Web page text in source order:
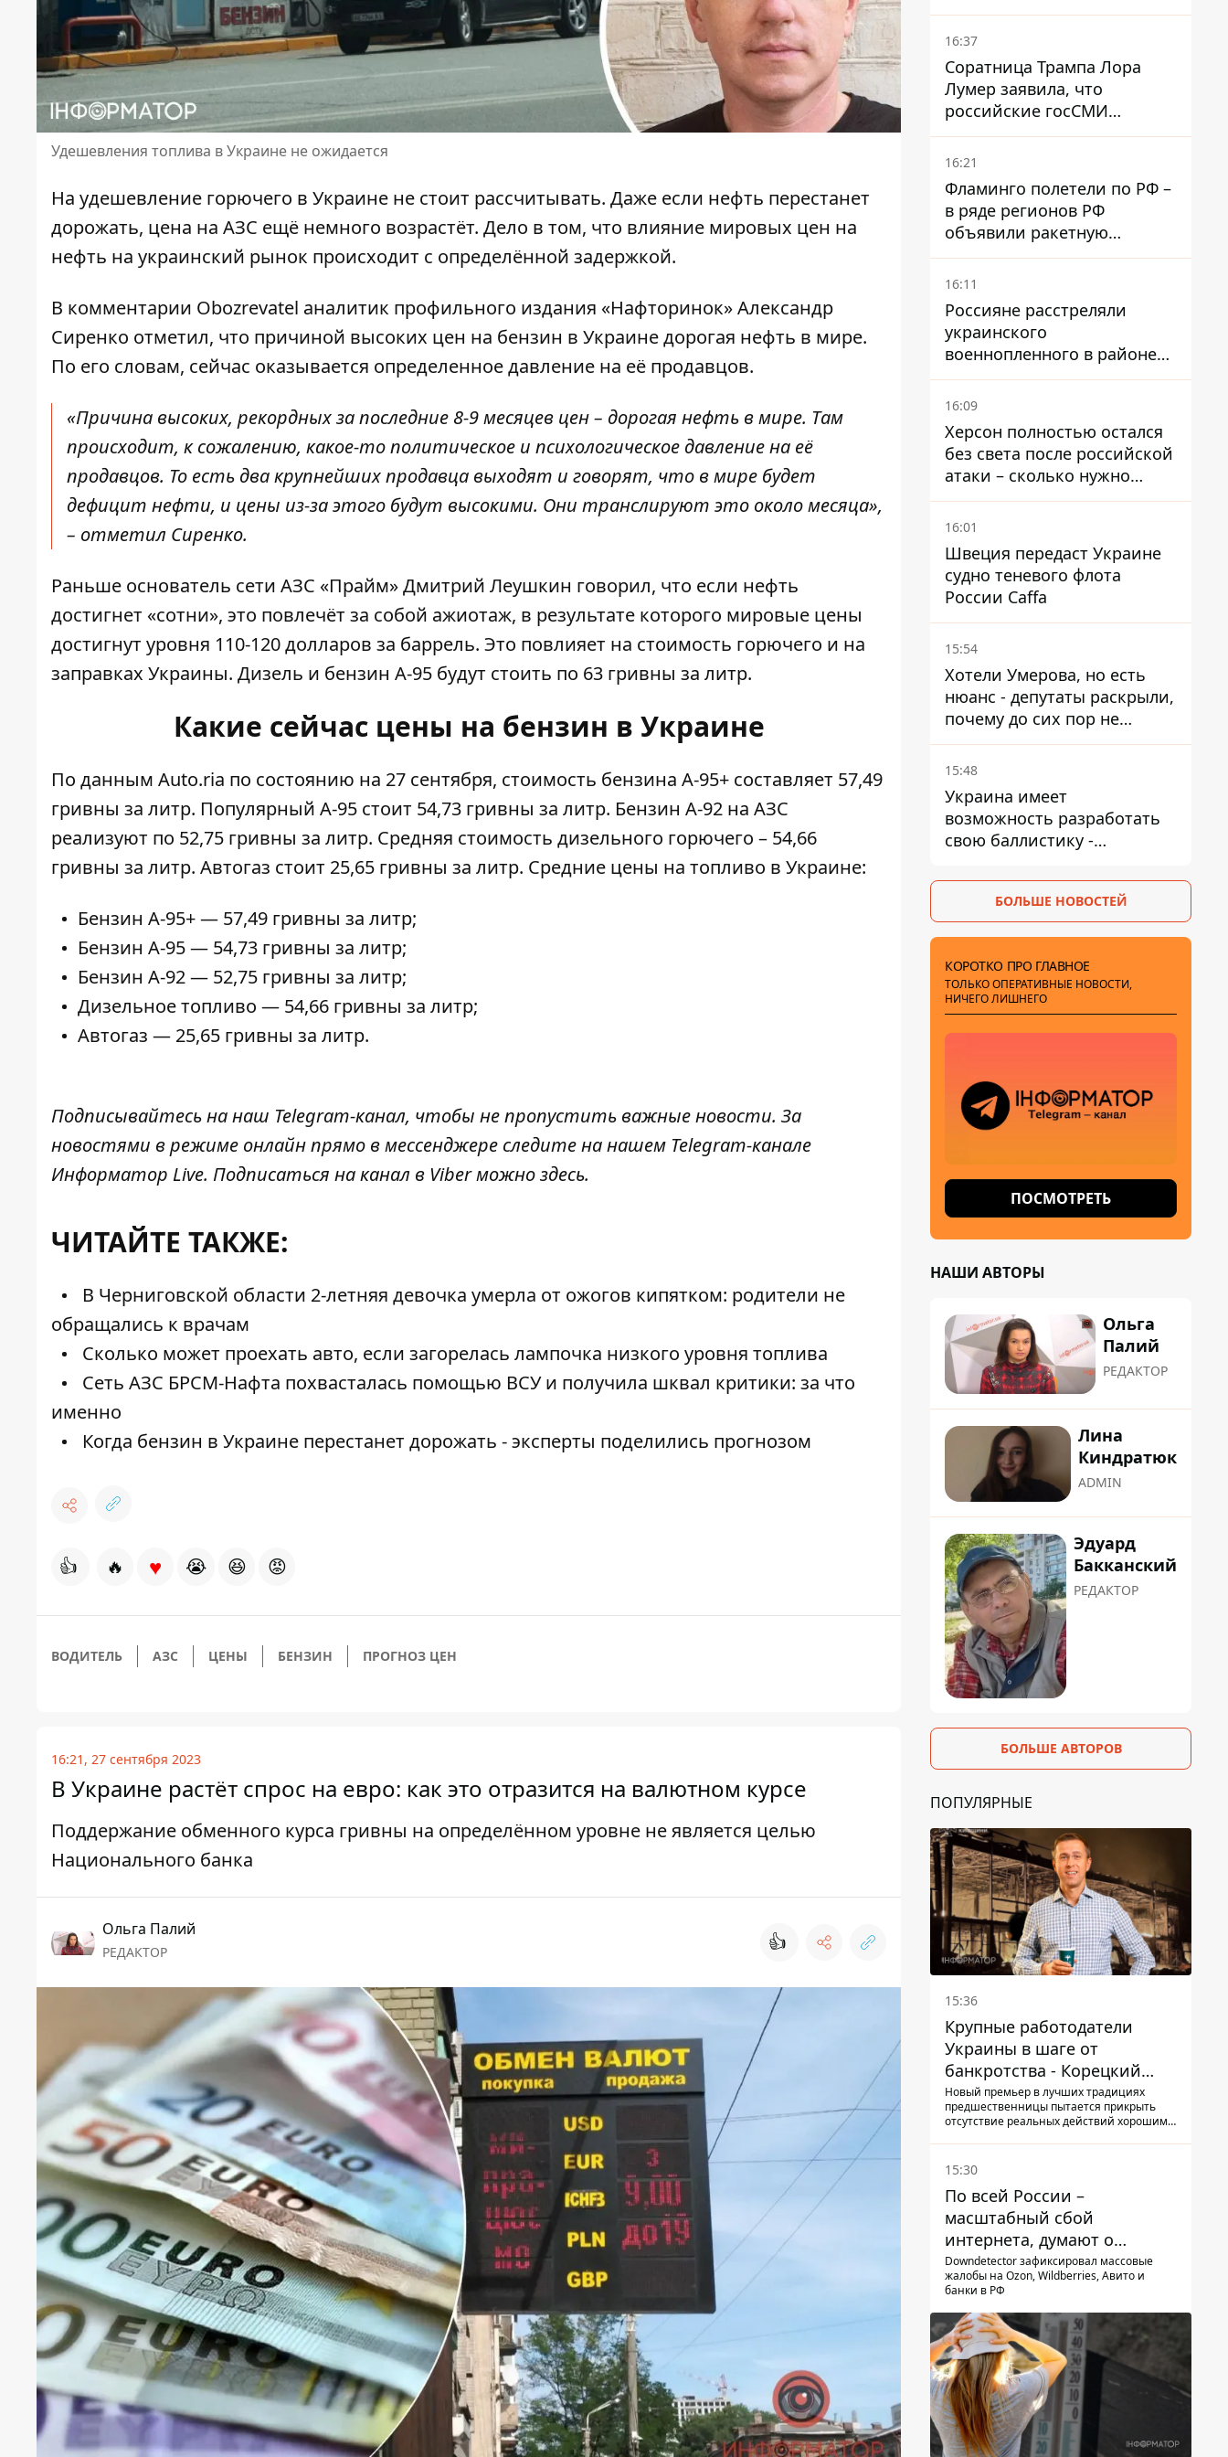
Удешевления топлива в Украине не ожидается
На удешевление горючего в Украине не стоит рассчитывать. Даже если нефть перестанет
дорожать, цена на АЗС ещё немного возрастёт. Дело в том, что влияние мировых цен на
нефть на украинский рынок происходит с определённой задержкой.
В комментарии Obozrevatel аналитик профильного издания «Нафторинок» Александр
Сиренко отметил, что причиной высоких цен на бензин в Украине дорогая нефть в мире.
По его словам, сейчас оказывается определенное давление на её продавцов.
«Причина высоких, рекордных за последние 8-9 месяцев цен – дорогая нефть в мире. Там
происходит, к сожалению, какое-то политическое и психологическое давление на её
продавцов. То есть два крупнейших продавца выходят и говорят, что в мире будет
дефицит нефти, и цены из-за этого будут высокими. Они транслируют это около месяца»,
– отметил Сиренко.
Раньше основатель сети АЗС «Прайм» Дмитрий Леушкин говорил, что если нефть
достигнет «сотни», это повлечёт за собой ажиотаж, в результате которого мировые цены
достигнут уровня 110-120 долларов за баррель. Это повлияет на стоимость горючего и на
заправках Украины. Дизель и бензин А-95 будут стоить по 63 гривны за литр.
Какие сейчас цены на бензин в Украине
По данным Auto.ria по состоянию на 27 сентября, стоимость бензина А-95+ составляет 57,49
гривны за литр. Популярный А-95 стоит 54,73 гривны за литр. Бензин А-92 на АЗС
реализуют по 52,75 гривны за литр. Средняя стоимость дизельного горючего – 54,66
гривны за литр. Автогаз стоит 25,65 гривны за литр. Средние цены на топливо в Украине:
Бензин A-95+ — 57,49 гривны за литр;
Бензин A-95 — 54,73 гривны за литр;
Бензин A-92 — 52,75 гривны за литр;
Дизельное топливо — 54,66 гривны за литр;
Автогаз — 25,65 гривны за литр.
Подписывайтесь на наш Telegram-канал, чтобы не пропустить важные новости. За
новостями в режиме онлайн прямо в мессенджере следите на нашем Telegram-канале
Информатор Live. Подписаться на канал в Viber можноздесь.
ЧИТАЙТЕ ТАКЖЕ:
В Черниговской области 2-летняя девочка умерла от ожогов кипятком: родители не
обращались к врачам
Сколько может проехать авто, если загорелась лампочка низкого уровня топлива
Сеть АЗС БРСМ-Нафта похвасталась помощью ВСУ и получила шквал критики: за что
именно
Когда бензин в Украине перестанет дорожать - эксперты поделились прогнозом
👍 🔥 ♥ 😭 😆 😡
ВОДИТЕЛЬ АЗС ЦЕНЫ БЕНЗИН ПРОГНОЗ ЦЕН
16:21, 27 сентября 2023
В Украине растёт спрос на евро: как это отразится на валютном курсе
Поддержание обменного курса гривны на определённом уровне не является целью
Национального банка
Ольга Палий
РЕДАКТОР 👍
жары
16:37
Соратница Трампа Лора
Лумер заявила, что
российские госСМИ
развернули против нее
пропагандистскую
16:21
Фламинго полетели по РФ –
в ряде регионов РФ
объявили ракетную
опасность
16:11
Россияне расстреляли
украинского
военнопленного в районе
Мирного на Донетчине
16:09
Херсон полностью остался
без света после российской
атаки – сколько нужно
времени на восстановление
16:01
Швеция передаст Украине
судно теневого флота
России Caffa
15:54
Хотели Умерова, но есть
нюанс - депутаты раскрыли,
почему до сих пор не
назначен новый посол в
США
15:48
Украина имеет
возможность разработать
свою баллистику -
когда она появится
БОЛЬШЕ НОВОСТЕЙ
КОРОТКО ПРО ГЛАВНОЕ
ТОЛЬКО ОПЕРАТИВНЫЕ НОВОСТИ,
НИЧЕГО ЛИШНЕГО
ПОСМОТРЕТЬ
НАШИ АВТОРЫ
Ольга
Палий
РЕДАКТОР
Лина
Киндратюк
ADMIN
Эдуард
Бакканский
РЕДАКТОР
БОЛЬШЕ АВТОРОВ
ПОПУЛЯРНЫЕ
15:36
Крупные работодатели
Украины в шаге от
банкротства - Корецкий
обещает им… новые склады
Новый премьер в лучших традициях
предшественницы пытается прикрыть
отсутствие реальных действий хорошими
15:30
По всей России –
масштабный сбой
интернета, думают о
причинах
Downdetector зафиксировал массовые
жалобы на Ozon, Wildberries, Авито и
банки в РФ